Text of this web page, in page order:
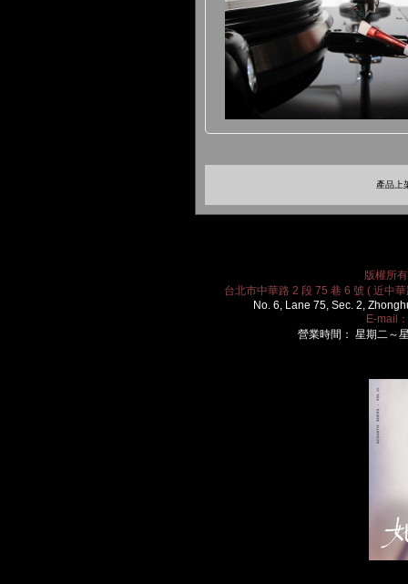
產品上
版權所
台北市中華路 2 段 75 巷 6 號 ( 近中
No. 6, Lane 75, Sec. 2,
E-mail：
營業時間： 星期二～